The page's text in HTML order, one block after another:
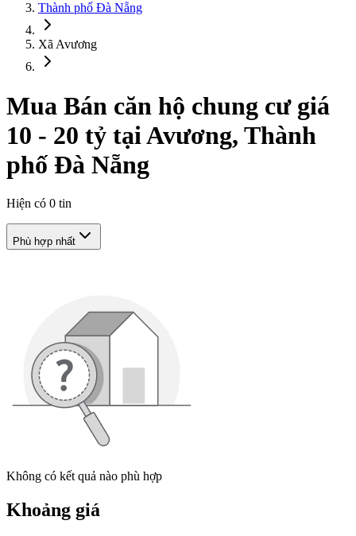
Thành phố Đà Nẵng
Xã Avương
Mua Bán căn hộ chung cư giá
10 - 20 tỷ tại Avương, Thành
phố Đà Nẵng
Hiện có 0 tin
Phù hợp nhất
Không có kết quả nào phù hợp
Khoảng giá